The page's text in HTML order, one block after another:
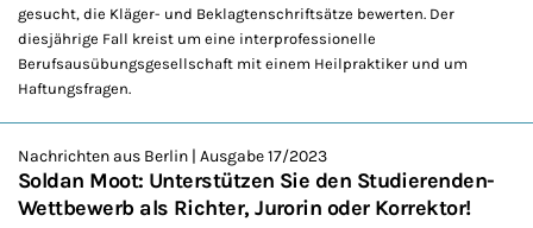
gesucht, die Kläger- und Beklagtenschriftsätze bewerten. Der
diesjährige Fall kreist um eine interprofessionelle
Berufsausübungsgesellschaft mit einem Heilpraktiker und um
Haftungsfragen.
Nachrichten aus Berlin | Ausgabe 17/2023
Soldan Moot: Unterstützen Sie den Studierenden-
Wettbewerb als Richter, Jurorin oder Korrektor!